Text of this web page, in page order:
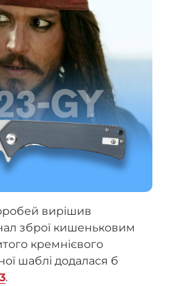
вирішив
зброї кишеньковим
кремнієвого
шаблі додалася б
.